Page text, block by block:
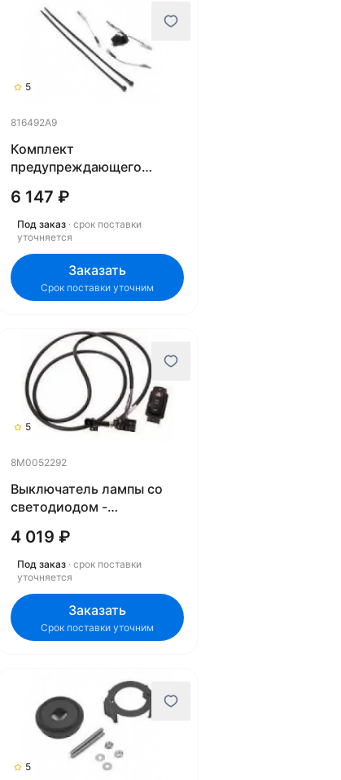
5
816492A9
Комплект
предупреждающего
816492A9
6 147 ₽
Под заказ · срок поставки
уточняется
Заказать
Срок поставки уточним
5
8M0052292
Выключатель лампы со
светодиодом -
8M0052292
4 019 ₽
Под заказ · срок поставки
уточняется
Заказать
Срок поставки уточним
5